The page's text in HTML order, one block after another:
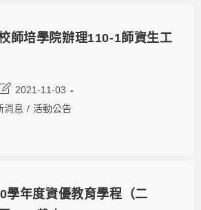
師培學院辦理110-1師資生工
2021-11-03
消息 / 活動公告
學年度資優教育學程（二